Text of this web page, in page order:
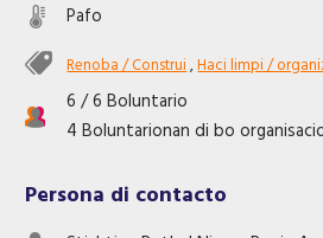
Pafo
Renoba / Construi,Haci limpi /
6 / 6 Boluntario
4 Boluntarionan di bo
Persona di contacto